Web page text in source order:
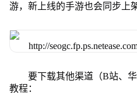
游，新上线的手游也会同步上架
要下载其他渠道（B站、
教程：